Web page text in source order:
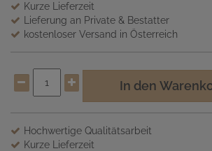
Kurze Lieferzeit
Lieferung an Private & Bestatter
kostenloser Versand in Österreich
In den
Hochwertige Qualitätsarbeit
Kurze Lieferzeit